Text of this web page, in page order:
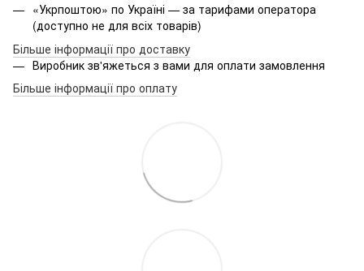
«Укрпоштою» по Україні — за тарифами оператора
(доступно не для всіх товарів)
Більше інформації про доставку
Виробник зв'яжеться з вами для оплати замовлення
Більше інформації про оплату